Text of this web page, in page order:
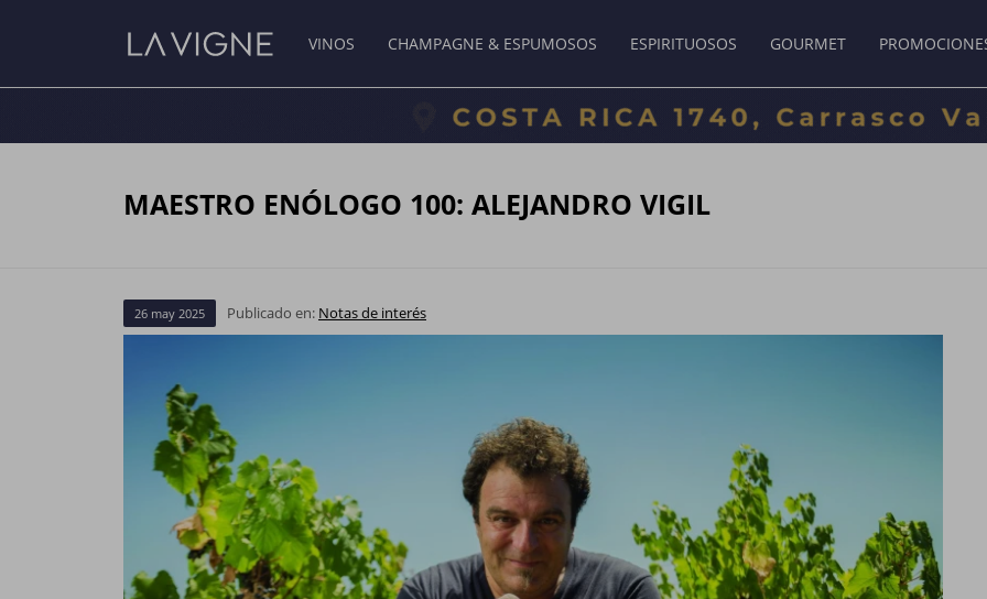
VINOS CHAMPAGNE & ESPUMOSOS ESPIRITUOSOS GOURMET
MAESTRO ENÓLOGO 100: ALEJANDRO VIGIL
26 may 2025 Publicado en: Notas de interés